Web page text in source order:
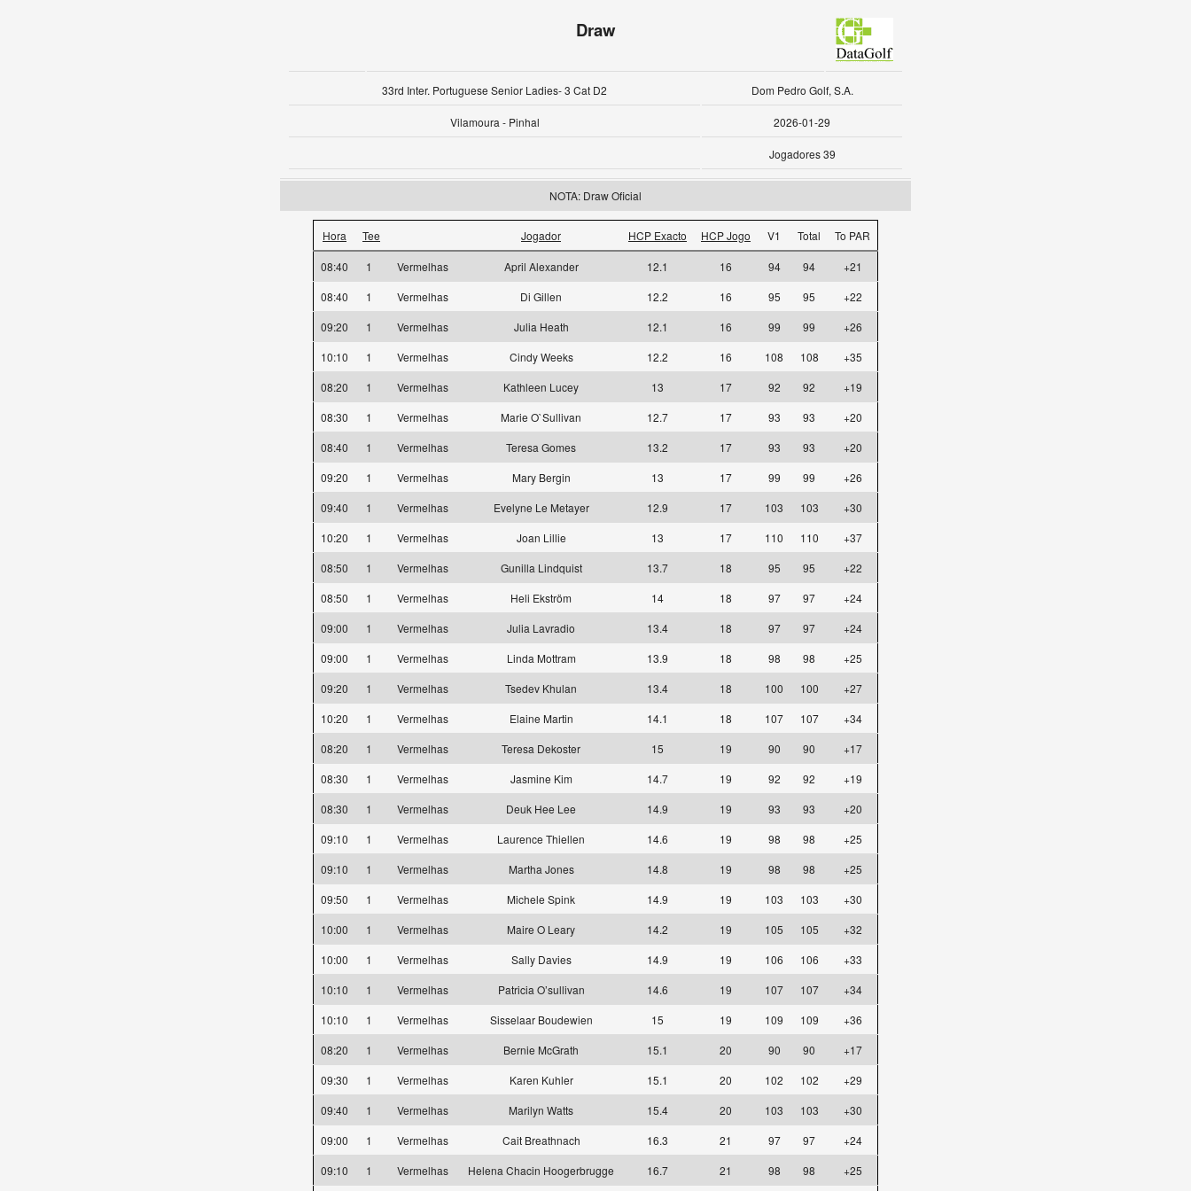
Draw
33rd Inter. Portuguese Senior Ladies- 3 Cat D2 Dom Pedro Golf, S.A.
Vilamoura - Pinhal 2026-01-29
Jogadores 39
NOTA: Draw Oficial
Hora Tee Jogador HCP Exacto HCP Jogo V1 Total To PAR
08:40 1 Vermelhas April Alexander 12.1 16 94 94
+21
08:40
1 Vermelhas Di Gillen 12.2 16 95 95
+22
09:20
1 Vermelhas Julia Heath 12.1 16 99 99
+26
10:10
1 Vermelhas Cindy Weeks 12.2 16 108 108
+35
08:20
1 Vermelhas Kathleen Lucey 13 17 92 92
+19
08:30
1 Vermelhas Marie O`Sullivan 12.7 17 93 93
+20
08:40
1 Vermelhas Teresa Gomes 13.2 17 93 93
+20
09:20
1 Vermelhas Mary Bergin 13 17 99 99
+26
09:40
1 Vermelhas Evelyne Le Metayer 12.9 17 103 103
+30
10:20
1 Vermelhas Joan Lillie 13 17 110 110
+37
08:50
1 Vermelhas Gunilla Lindquist 13.7 18 95 95
+22
08:50
1 Vermelhas Heli Ekström 14 18 97 97
+24
09:00
1 Vermelhas Julia Lavradio 13.4 18 97 97
+24
09:00
1 Vermelhas Linda Mottram 13.9 18 98 98
+25
09:20
1 Vermelhas Tsedev Khulan 13.4 18 100 100
+27
10:20
1 Vermelhas Elaine Martin 14.1 18 107 107
+34
08:20
1 Vermelhas Teresa Dekoster 15 19 90 90
+17
08:30
1 Vermelhas Jasmine Kim 14.7 19 92 92
+19
08:30
1 Vermelhas Deuk Hee Lee 14.9 19 93 93
+20
09:10
1 Vermelhas Laurence Thiellen 14.6 19 98 98
+25
09:10
1 Vermelhas Martha Jones 14.8 19 98 98
+25
09:50
1 Vermelhas Michele Spink 14.9 19 103 103
+30
10:00
1 Vermelhas Maire O Leary 14.2 19 105 105
+32
10:00
1 Vermelhas Sally Davies 14.9 19 106 106
+33
10:10
1 Vermelhas Patricia O’sullivan 14.6 19 107 107
+34
10:10
1 Vermelhas Sisselaar Boudewien 15 19 109 109
+36
08:20
1 Vermelhas Bernie McGrath 15.1 20 90 90
+17
09:30
1 Vermelhas Karen Kuhler 15.1 20 102 102
+29
09:40
1 Vermelhas Marilyn Watts 15.4 20 103 103
+30
09:00
1 Vermelhas Cait Breathnach 16.3 21 97 97
+24
09:10
1 Vermelhas Helena Chacin Hoogerbrugge 16.7 21 98 98 +25